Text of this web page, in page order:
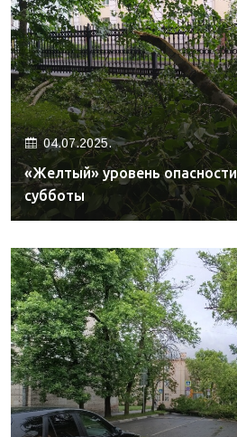
04.07.2025.
«Желтый» уровень
субботы